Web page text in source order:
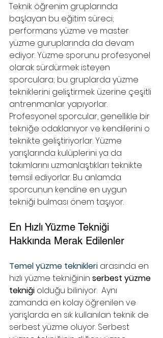
Teknik öğrenim gruplarında
başlayan bu eğitim süreci;
performans yüzme ve master
yüzme guruplarında da devam
ediyor. Yüzme sporunu profesyonel
olarak sürdürmek isteyen
sporculara; bu gruplarda yüzme
tekniklerini geliştirmek üzerine çeşitli
antrenmanlar yapıyorlar.
Profesyonel sporcular, genellikle bir
tekniğe odaklanıyor ve kendilerini o
teknikte geliştiriyorlar. Yüzme
yarışlarında kulüplerini ya da
takımlarını uzmanlaştıkları teknikte
temsil ediyorlar. Bu anlamda
sporcunun kendine en uygun
tekniği bulması önem taşıyor.
En Hızlı Yüzme Tekniği
Hakkında Merak Edilenler
Temel yüzme teknikleri arasında en
hızlı yüzme tekniğinin serbest yüzme
tekniği olduğu biliniyor.  Aynı
zamanda en kolay öğrenilen ve
yarışlarda en sık kullanılan teknik de
serbest yüzme oluyor. Serbest